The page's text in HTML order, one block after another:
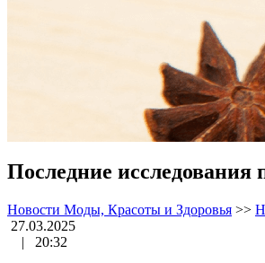
Последние
Новости Моды, Красоты и Здоровья >>
27.03.2025
|
20:32